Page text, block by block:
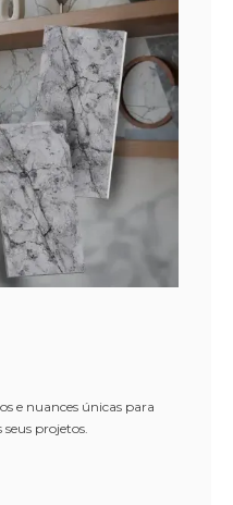
e nuances únicas para
projetos.